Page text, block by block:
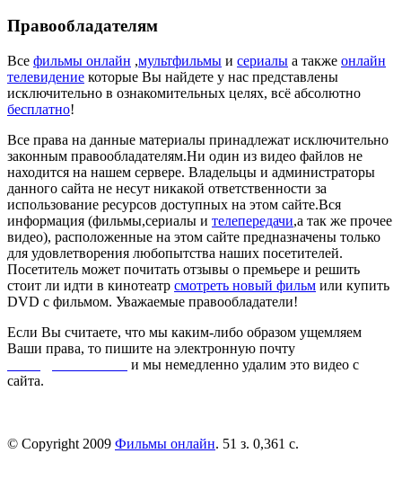
Правообладателям
Все фильмы онлайн ,мультфильмы и сериалы а также онлайн
телевидение которые Вы найдете у нас представлены
исключительно в ознакомительных целях, всё абсолютно
бесплатно!
Все права на данные материалы принадлежат исключительно
законным правообладателям.Ни один из видео файлов не
находится на нашем сервере. Владельцы и администраторы
данного сайта не несут никакой ответственности за
использование ресурсов доступных на этом сайте.Вся
информация (фильмы,сериалы и телепередачи,а так же прочее
видео), расположенные на этом сайте предназначены только
для удовлетворения любопытства наших посетителей.
Посетитель может почитать отзывы о премьере и решить
стоит ли идти в кинотеатр смотреть новый фильм или купить
DVD с фильмом. Уважаемые правообладатели!
Если Вы считаете, что мы каким-либо образом ущемляем
Ваши права, то пишите на электронную почту
и мы немедленно удалим это видео с
сайта.
© Copyright 2009 Фильмы онлайн. 51 з. 0,361 с.